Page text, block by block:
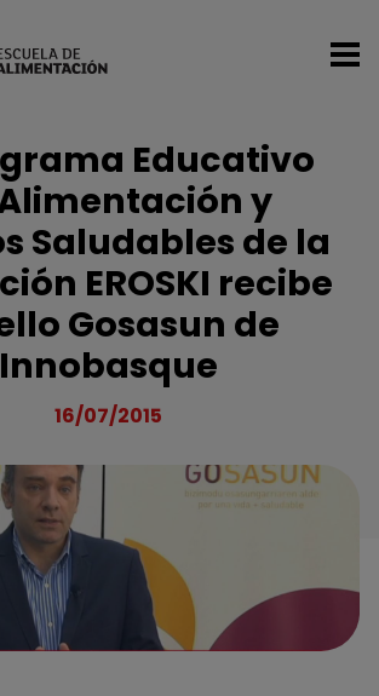
principal
Educativo
y
Saludables de la
EROSKI recibe
Gosasun de
Innobasque
16/07/2015